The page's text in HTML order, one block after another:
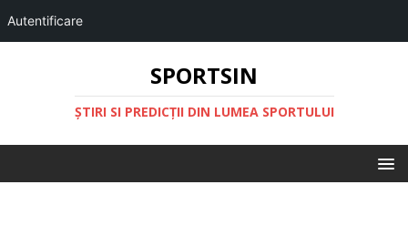
Autentificare
SPORTSIN
ŞTIRI SI PREDICŢII DIN LUMEA SPORTULUI